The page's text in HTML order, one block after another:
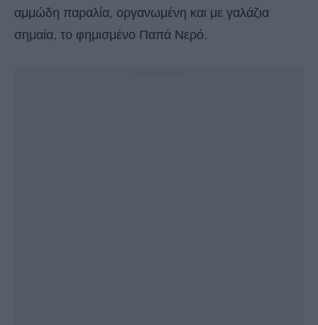
αμμώδη παραλία, οργανωμένη και με γαλάζια
σημαία, το φημισμένο Παπά Νερό.